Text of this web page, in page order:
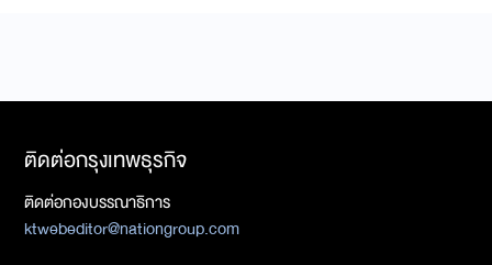
ติดต่อกรุงเทพธุรกิจ
ติดต่อกองบรรณาธิการ
ktwebeditor@nationgroup.com